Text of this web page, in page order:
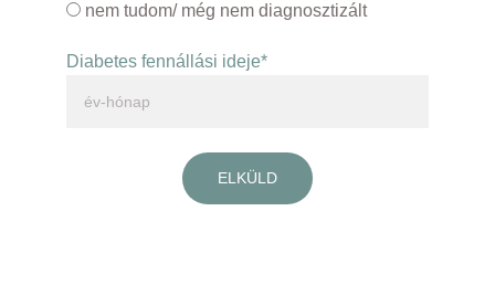
nem tudom/ még nem diagnosztizált
Diabetes fennállási ideje*
ELKÜLD